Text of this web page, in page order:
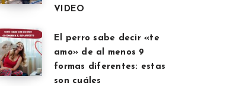
VIDEO
El perro sabe decir «te
amo» de al menos 9
formas diferentes: estas
son cuáles